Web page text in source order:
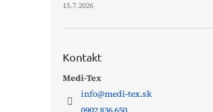
15.7.2026
Kontakt
Medi-Tex
info@medi-tex.sk